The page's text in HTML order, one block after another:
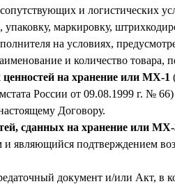
и логистических
маркировку,
на условиях,
и количество товара,
на хранение или МХ-1
России от 09.08.1999 г. №
Договору.
сданных на хранение или
являющийся подтверждением
документ и/или Акт, в